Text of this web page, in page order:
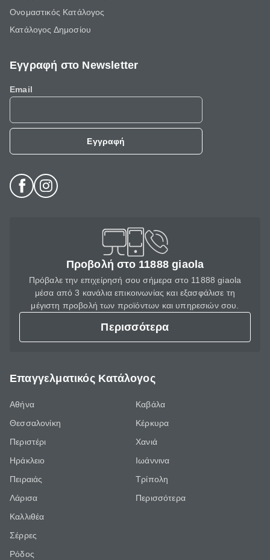
Ονομαστικός Κατάλογος
Κατάλογος Δημοσίου
Εγγραφή στο Newsletter
Email
Εγγραφή
Προβολή στο 11888 giaola
Πρόβαλε την επιχείρησή σου σήμερα στο 11888 giaola
μέσα από 3 κανάλια επικοινωνίας και εξασφάλισε τη
μέγιστη προβολή των προϊόντων και υπηρεσιών σου.
Περισσότερα
Επαγγελματικός Κατάλογος
Αθήνα
Θεσσαλονίκη
Περιστέρι
Ηράκλειο
Πειραιάς
Λάρισα
Καλλιθέα
Σέρρες
Ρόδος
Καβάλα
Κέρκυρα
Χανιά
Ιωάννινα
Τρίπολη
Περισσότερα